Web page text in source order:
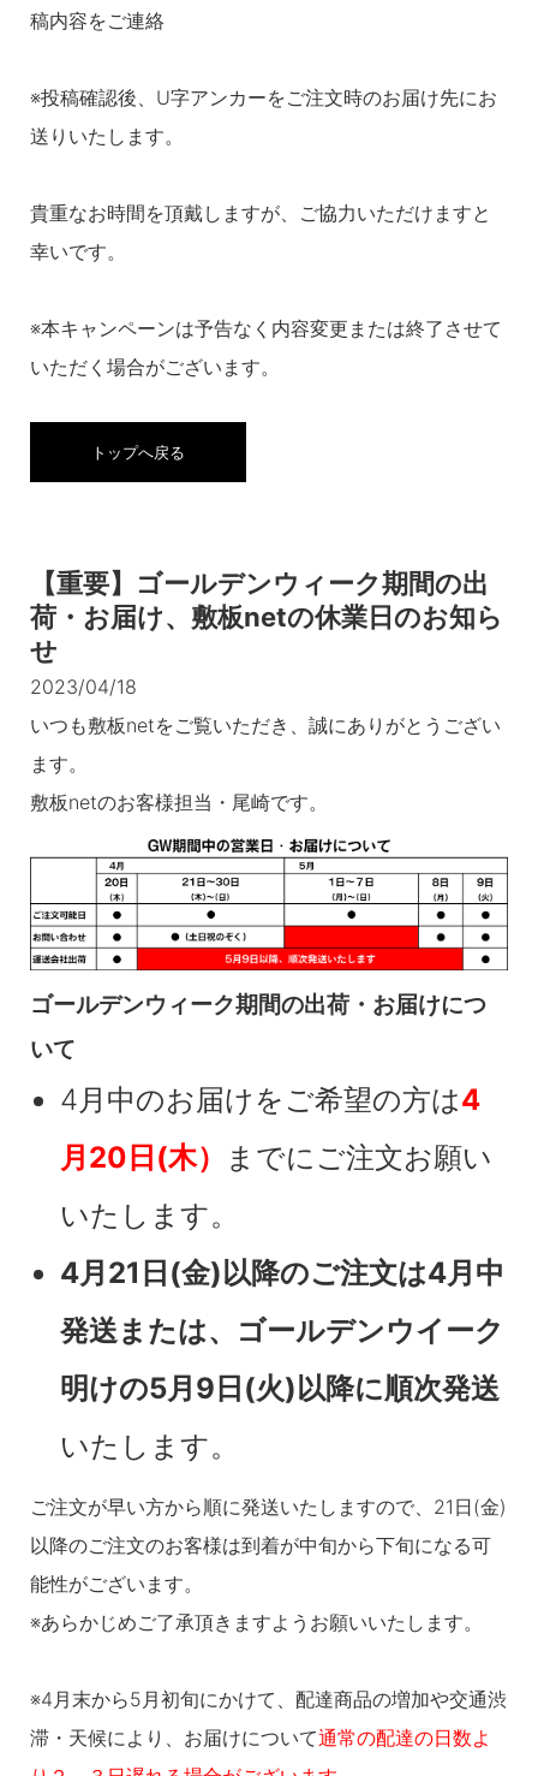
稿内容をご連絡
※投稿確認後、U字アンカーをご注文時のお届け先にお
送りいたします。
貴重なお時間を頂戴しますが、ご協力いただけますと
幸いです。
※本キャンペーンは予告なく内容変更または終了させて
いただく場合がございます。
トップへ戻る
【重要】ゴールデンウィーク期間の出
荷・お届け、敷板netの休業日のお知ら
せ
2023/04/18
いつも敷板netをご覧いただき、誠にありがとうござい
ます。
敷板netのお客様担当・尾崎です。
ゴールデンウィーク期間の出荷・お届けにつ
いて
4月中のお届けをご希望の方は4
月20日(木）
までにご注文お願い
いたします。
4月21日(金)以降のご注文は4月中
発送または、ゴールデンウイーク
明けの5月9日(火)以降に順次発送
いたします。
ご注文が早い方から順に発送いたしますので、21日(金)
以降のご注文のお客様は到着が中旬から下旬になる可
能性がございます。
※あらかじめご了承頂きますようお願いいたします。
※4月末から5月初旬にかけて、配達商品の増加や交通渋
滞・天候により、お届けについて通常の配達の日数よ